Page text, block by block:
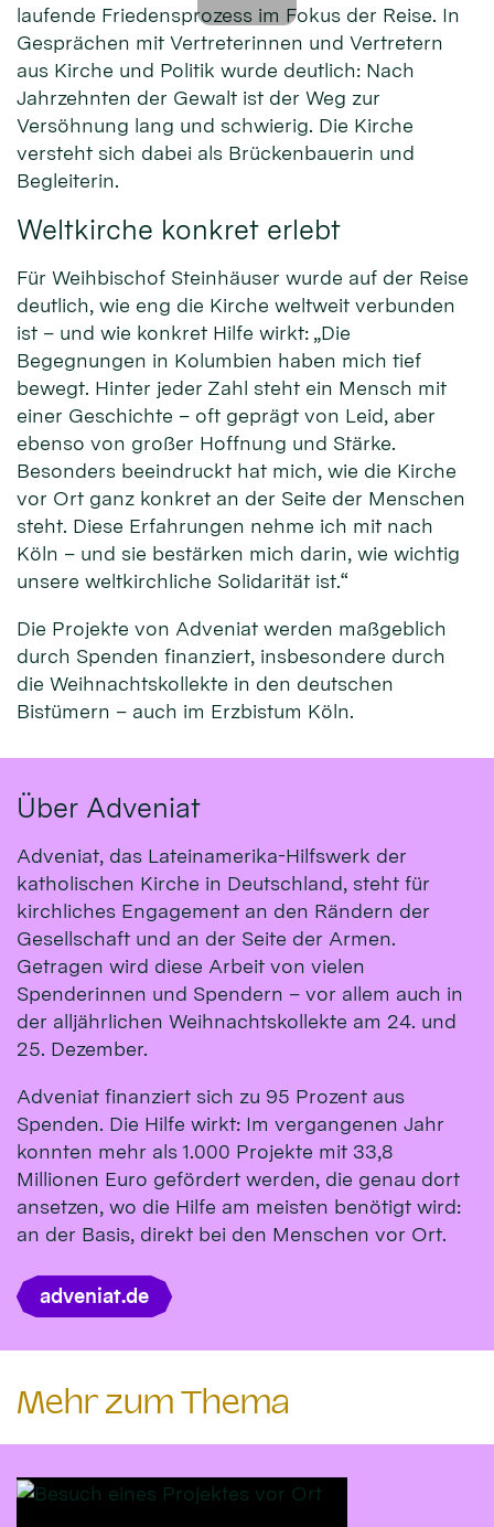
laufende Friedensprozess im Fokus der Reise. In
Gesprächen mit Vertreterinnen und Vertretern
aus Kirche und Politik wurde deutlich: Nach
Jahrzehnten der Gewalt ist der Weg zur
Versöhnung lang und schwierig. Die Kirche
versteht sich dabei als Brückenbauerin und
Begleiterin.
Weltkirche konkret erlebt
Für Weihbischof Steinhäuser wurde auf der Reise
deutlich, wie eng die Kirche weltweit verbunden
ist – und wie konkret Hilfe wirkt: „Die
Begegnungen in Kolumbien haben mich tief
bewegt. Hinter jeder Zahl steht ein Mensch mit
einer Geschichte – oft geprägt von Leid, aber
ebenso von großer Hoffnung und Stärke.
Besonders beeindruckt hat mich, wie die Kirche
vor Ort ganz konkret an der Seite der Menschen
steht. Diese Erfahrungen nehme ich mit nach
Köln – und sie bestärken mich darin, wie wichtig
unsere weltkirchliche Solidarität ist.“
Die Projekte von Adveniat werden maßgeblich
durch Spenden finanziert, insbesondere durch
die Weihnachtskollekte in den deutschen
Bistümern – auch im Erzbistum Köln.
Über Adveniat
Adveniat, das Lateinamerika-Hilfswerk der
katholischen Kirche in Deutschland, steht für
kirchliches Engagement an den Rändern der
Gesellschaft und an der Seite der Armen.
Getragen wird diese Arbeit von vielen
Spenderinnen und Spendern – vor allem auch in
der alljährlichen Weihnachtskollekte am 24. und
25. Dezember.
Adveniat finanziert sich zu 95 Prozent aus
Spenden. Die Hilfe wirkt: Im vergangenen Jahr
konnten mehr als 1.000 Projekte mit 33,8
Millionen Euro gefördert werden, die genau dort
ansetzen, wo die Hilfe am meisten benötigt wird:
an der Basis, direkt bei den Menschen vor Ort.
adveniat.de
Mehr zum Thema